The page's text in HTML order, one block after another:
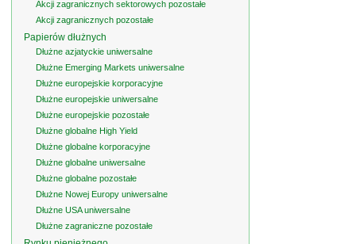
Akcji zagranicznych sektorowych pozostałe
Akcji zagranicznych pozostałe
Papierów dłużnych
Dłużne azjatyckie uniwersalne
Dłużne Emerging Markets uniwersalne
Dłużne europejskie korporacyjne
Dłużne europejskie uniwersalne
Dłużne europejskie pozostałe
Dłużne globalne High Yield
Dłużne globalne korporacyjne
Dłużne globalne uniwersalne
Dłużne globalne pozostałe
Dłużne Nowej Europy uniwersalne
Dłużne USA uniwersalne
Dłużne zagraniczne pozostałe